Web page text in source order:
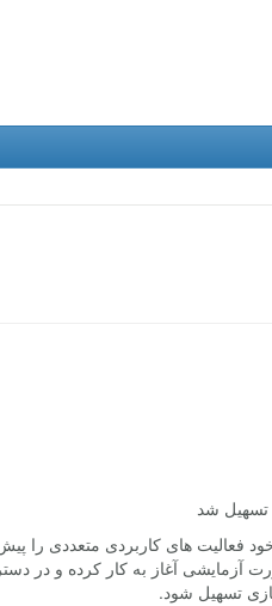
تسهیل شد
فعالیت های کاربردی متعددی را
آزمایشی آغاز به کار کرده و در
تسهیل شود.